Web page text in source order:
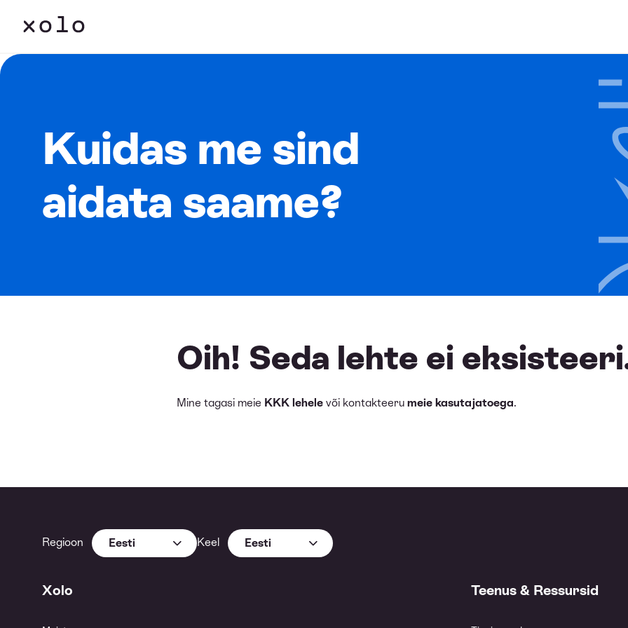
Kuidas me sind
aidata saame?
Oih! Seda lehte ei
Mine tagasi meie KKK lehele või kontakteeru meie kasutajatoega.
Regioon Eesti Keel Eesti
Xolo Teenus & Ressursid